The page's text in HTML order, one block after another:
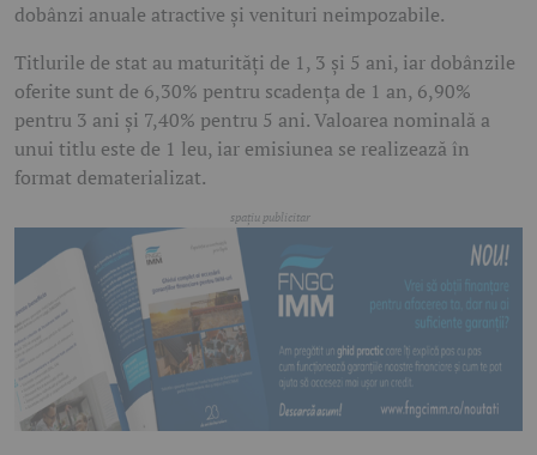
dobânzi anuale atractive și venituri neimpozabile.
Titlurile de stat au maturități de 1, 3 și 5 ani, iar dobânzile
oferite sunt de 6,30% pentru scadența de 1 an, 6,90%
pentru 3 ani și 7,40% pentru 5 ani. Valoarea nominală a
unui titlu este de 1 leu, iar emisiunea se realizează în
format dematerializat.